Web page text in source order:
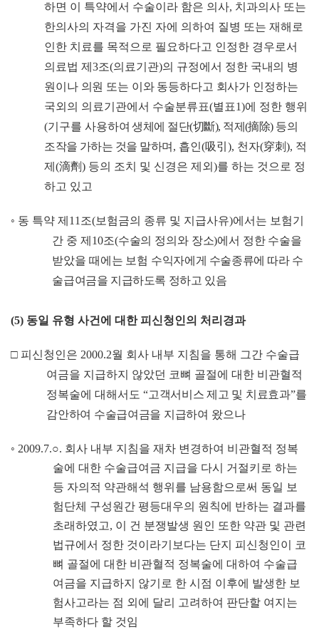
하면 이 특약에서 수술이라 함은 의사, 치과의사 또는
한의사의 자격을 가진 자에 의하여 질병 또는 재해로
인한 치료를 목적으로 필요하다고 인정한 경우로서
의료법 제3조(의료기관)의 규정에서 정한 국내의 병
원이나 의원 또는 이와 동등하다고 회사가 인정하는
국외의 의료기관에서 수술분류표(별표1)에 정한 행위
(기구를 사용하여 생체에 절단(切斷), 적제(摘除) 등의
조작을 가하는 것을 말하며 , 흡인(吸引), 천자(穿刺), 적
제(滴劑) 등의 조치 및 신경은 제외)를 하는 것으로 정
하고 있고
◦ 동 특약 제 11 조(보험금의 종류 및 지급사유)에서는 보험기
간 중제 10조(수술의 정의와 장소)에서 정한 수술을
받았을 때에는 보 험 수익자에게 수술종류에 따라 수
술급여금을 지급하도록 정하고 있음
(5) 동일 유형 사건에 대한 피신청인의 처리경과
□ 피신청인은 2000.2월 회사 내부 지침을 통해 그간 수술급
여금을 지급하지 않았던 코뼈 골절에 대한 비관혈적
정복술에 대해서도“고객서비스 제고 및 치료효과”를
감안하여 수술급여금을 지급하여 왔으나
◦ 2009.7.○. 회사 내부 지침을 재차 변경하여 비관혈적 정복
술에 대한 수술급여금 지급을 다시 거절키로 하는
등 자의적 약관해석 행위를 남용함으로써 동일 보
험단체 구성원간 평등대우의 원칙에 반하는 결과를
초래하였고, 이 건 분쟁발생 원인 또한 약관 및 관련
법규에서 정한 것이라기보다는 단지 피신청인이 코
뼈 골절에 대한 비관혈적 정복술에 대하여 수술급
여금을 지급하지 않기로 한 시점 이후에 발생한 보
험사고라는 점 외에 달리 고려하여 판단할 여지는
부족하다 할 것임